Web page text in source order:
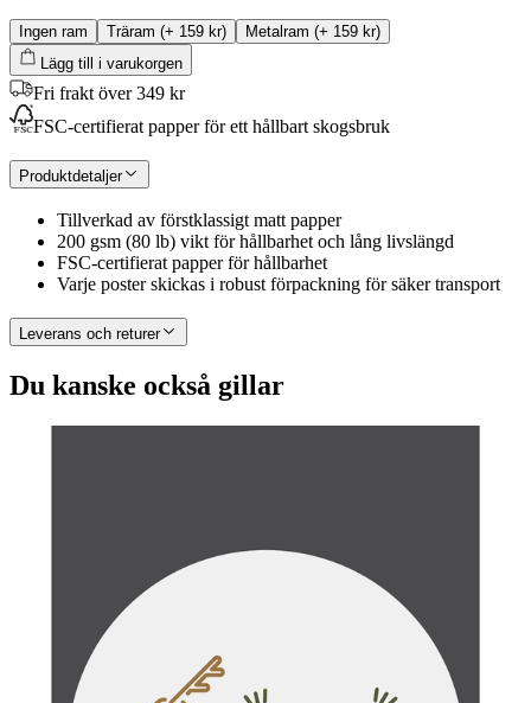
Ingen ram Träram (+ 159 kr) Metalram (+ 159 kr)
Lägg till i varukorgen
Fri frakt över 349 kr
FSC-certifierat papper för ett hållbart skogsbruk
Produktdetaljer
Tillverkad av förstklassigt matt papper
200 gsm (80 lb) vikt för hållbarhet och lång livslängd
FSC-certifierat papper för hållbarhet
Varje poster skickas i robust förpackning för säker transport
Leverans och returer
Du kanske också gillar